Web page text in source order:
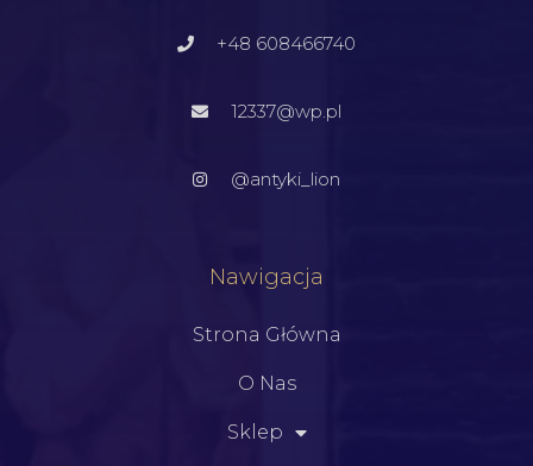
+48 608466740
12337@wp.pl
@antyki_lion
Nawigacja
Strona Główna
O Nas
Sklep